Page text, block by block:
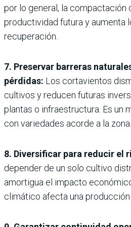
por lo general, la compactación
productividad futura y aumenta
recuperación.
7. Preservar barreras
pérdidas: Los cortavientos
cultivos y reducen futuras
plantas o infraestructura. Es un
con variedades acorde a la zona.
8. Diversificar para reducir el
depender de un solo cultivo
amortigua el impacto
climático afecta una